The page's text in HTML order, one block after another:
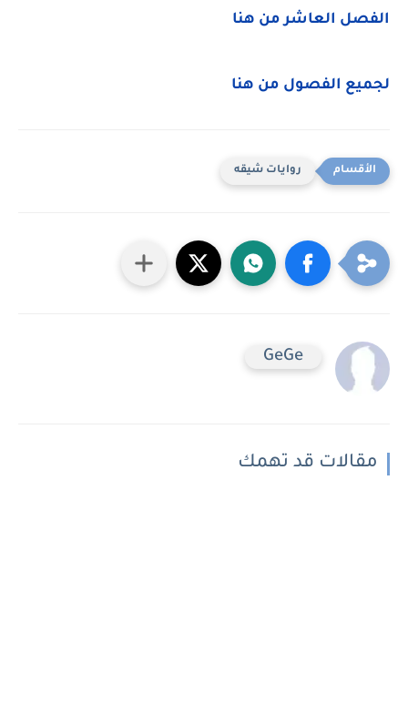
الفصل العاشر من هنا
لجميع الفصول من هنا
روايات شيقه
GeGe
مقالات قد تهمك